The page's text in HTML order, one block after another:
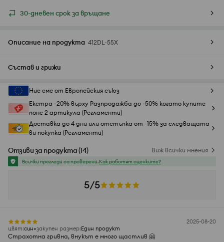
30-дневен срок за връщане
Описание на продукта 412DL-55X
Състав и грижи
Ние сме от Европейския съюз
Екстра -20% върху Разпродажба до -50% когато купите
поне 2 артикула (Регламенти)
Доставка до 4 дни или отстъпка от -15% за следващата
ви покупка (Регламенти)
Отзиви за продукта(14) Виж всички мнения
Всички прегледи са проверени.Как работят оценките?
5/5
2025-08-20
цвят:cин закупен размер:Един продукт
Страхотна гривна, внукът е много щастлив 🤗